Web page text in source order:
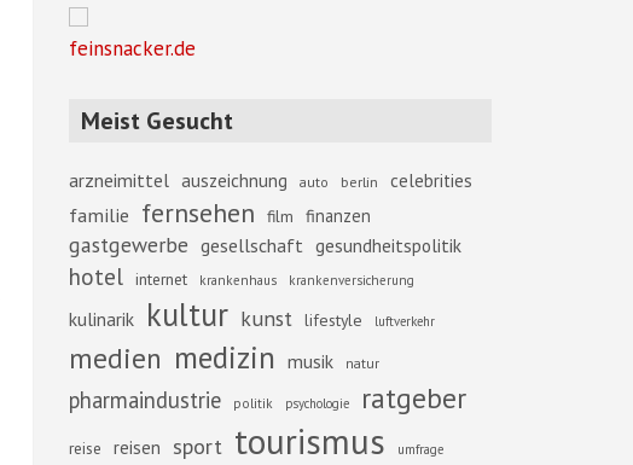
feinsnacker.de
Meist Gesucht
arzneimittel auszeichnung auto berlin celebrities
familie fernsehen film finanzen
gastgewerbe gesellschaft gesundheitspolitik
hotel internet krankenhaus krankenversicherung
kulinarik kultur kunst lifestyle luftverkehr
medien medizin musik natur
pharmaindustrie politik psychologie ratgeber
reise reisen sport tourismus umfrage